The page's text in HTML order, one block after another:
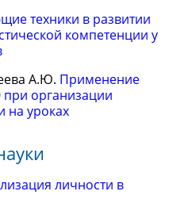
техники в развитии
компетенции у
А.Ю. Применение
при организации
на уроках
личности в